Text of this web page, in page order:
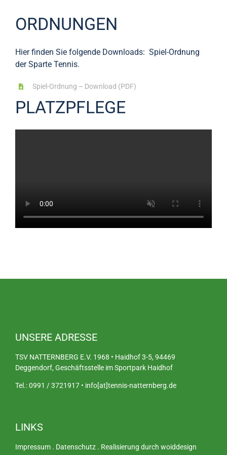
ORDNUNGEN
Hier finden Sie folgende Downloads: Spiel-Ordnung
der Sparte Tennis.
Spiel-Ordnung – Download (PDF)
PLATZPFLEGE
UNSERE ADRESSE
TSV NATTERNBERG E.V. 1968 • Haidhof 3-5, 94469
Deggendorf, Geschäftsstelle im Sportpark Haidhof
Tel.: 0991 / 3721917 • info[at]tennis-natternberg.de
LINKS
Impressum . Datenschutz . Realisierung durch woiddesign